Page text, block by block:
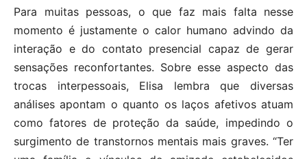
Para muitas pessoas, o que faz mais falta nesse
momento é justamente o calor humano advindo da
interação e do contato presencial capaz de gerar
sensações reconfortantes. Sobre esse aspecto das
trocas interpessoais, Elisa lembra que diversas
análises apontam o quanto os laços afetivos atuam
como fatores de proteção da saúde, impedindo o
surgimento de transtornos mentais mais graves. “Ter